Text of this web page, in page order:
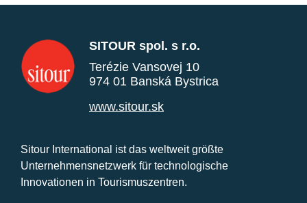
SITOUR spol. s r.o.
Terézie Vansovej 10
974 01 Banská Bystrica
www.sitour.sk
Sitour International ist das weltweit größte
Unternehmensnetzwerk für technologische
Innovationen in Tourismuszentren.